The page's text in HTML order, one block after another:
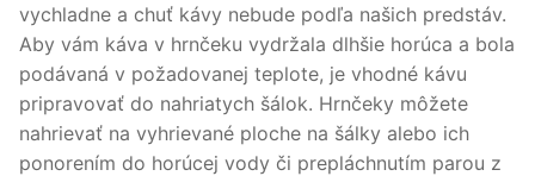
vychladne a chuť kávy nebude podľa našich predstáv.
Aby vám káva v hrnčeku vydržala dlhšie horúca a bola
podávaná v požadovanej teplote, je vhodné kávu
pripravovať do nahriatych šálok. Hrnčeky môžete
nahrievať na vyhrievané ploche na šálky alebo ich
ponorením do horúcej vody či prepláchnutím parou z